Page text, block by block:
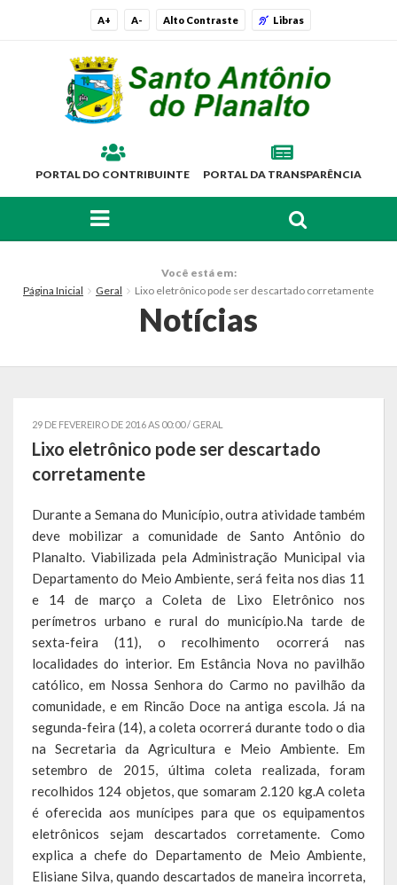
A+ A- Alto Contraste Libras
PORTAL DO CONTRIBUINTE PORTAL DA TRANSPARÊNCIA
Governo
Administração
Secretarias
Estrutura e Competências
Educação e Cultura
Obras e Viação
Saúde e Assistência Social
Desenvolvimento, Indústria, Comércio, Turismo, Trânsito e
Serviços Urbanos
Cultura e Turismo
Calendário de Eventos
Galeria de Fotos
Você está em:
Página Inicial
Geral Lixo eletrônico pode ser descartado corretamente
Notícias
29 DE FEVEREIRO DE 2016 AS 00:00 / GERAL
Lixo eletrônico pode ser descartado
corretamente
Durante a Semana do Município, outra atividade também
deve mobilizar a comunidade de Santo Antônio do
Planalto. Viabilizada pela Administração Municipal via
Departamento do Meio Ambiente, será feita nos dias 11
e 14 de março a Coleta de Lixo Eletrônico nos
perímetros urbano e rural do município.Na tarde de
sexta-feira (11), o recolhimento ocorrerá nas
localidades do interior. Em Estância Nova no pavilhão
católico, em Nossa Senhora do Carmo no pavilhão da
comunidade, e em Rincão Doce na antiga escola. Já na
segunda-feira (14), a coleta ocorrerá durante todo o dia
na Secretaria da Agricultura e Meio Ambiente. Em
setembro de 2015, última coleta realizada, foram
recolhidos 124 objetos, que somaram 2.120 kg.A coleta
é oferecida aos munícipes para que os equipamentos
eletrônicos sejam descartados corretamente. Como
explica a chefe do Departamento de Meio Ambiente,
Elisiane Silva, quando descartados de maneira incorreta,